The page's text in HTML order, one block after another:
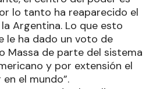
lo tanto ha reaparecido el
Argentina. Lo que esto
le ha dado un voto de
Massa de parte del sistema
y por extensión el
el mundo”.